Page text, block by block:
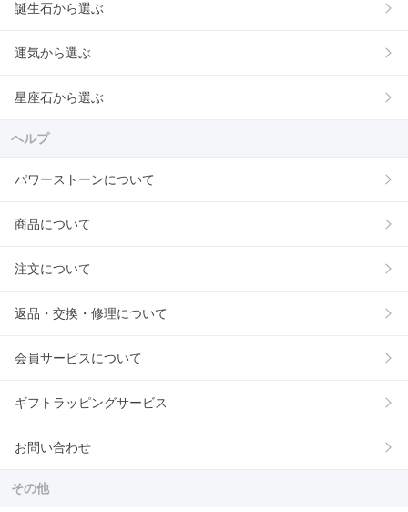
誕生石から選ぶ
運気から選ぶ
星座石から選ぶ
ヘルプ
パワーストーンについて
商品について
注文について
返品・交換・修理について
会員サービスについて
ギフトラッピングサービス
お問い合わせ
その他